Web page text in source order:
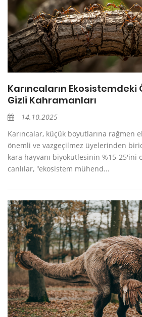
Karıncaların Ekosistemdeki
Gizli Kahramanları
14.10.2025
Karıncalar, küçük boyutlarına rağmen
önemli ve vazgeçilmez üyelerinden
kara hayvanı biyokütlesinin %15-
canlılar, "ekosistem mühend...